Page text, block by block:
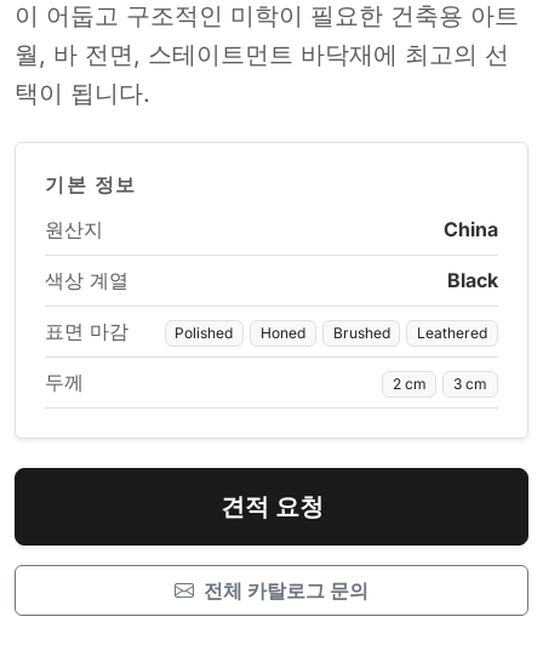
이 어둡고 구조적인 미학이 필요한 건축용 아트
월, 바 전면, 스테이트먼트 바닥재에 최고의 선
택이 됩니다.
기본 정보
원산지 China
색상 계열 Black
표면 마감 Polished Honed Brushed Leathered
두께 2 cm 3 cm
견적 요청
전체 카탈로그 문의